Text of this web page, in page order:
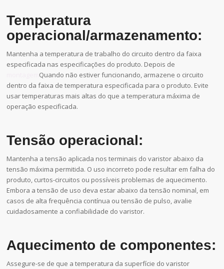
Temperatura
operacional/armazenamento:
Mantenha a temperatura de trabalho do circuito dentro da faixa
especificada nas especificações do produto. Depois de
Quando não estiver funcionando, armazene o circuito
dentro da faixa de temperatura especificada para o produto. Evite
usar temperaturas mais altas do que a temperatura máxima de
operação especificada.
Tensão operacional:
Mantenha a tensão aplicada nos terminais do varistor abaixo da
tensão máxima permitida. O uso incorreto pode resultar em falha do
produto, curtos-circuitos ou possíveis problemas de aquecimento.
Embora a tensão de uso deva estar abaixo da tensão nominal, em
casos de alta frequência contínua ou tensão de pulso, avalie
cuidadosamente a confiabilidade do varistor.
Aquecimento de componentes:
Assegure-se de que a temperatura da superfície do varistor